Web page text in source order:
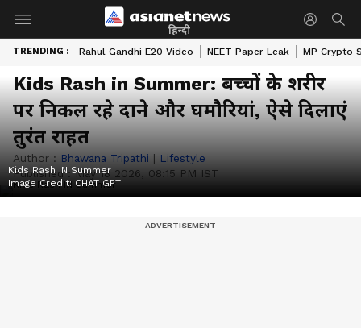
हिन्दी
TRENDING : Rahul Gandhi E20 Video NEET Paper Leak MP Crypto
Kids Rash in Summer: बच्चों के शरीर
पर निकल रहे दाने और घमौरियां, ऐसे दिलाएं
तुरंत राहत
Author : Bhawana Tripathi | Lifestyle
Published :May 18 2026, 08:15 PM IST
Kids Rash IN Summer
Image Credit: CHAT GPT